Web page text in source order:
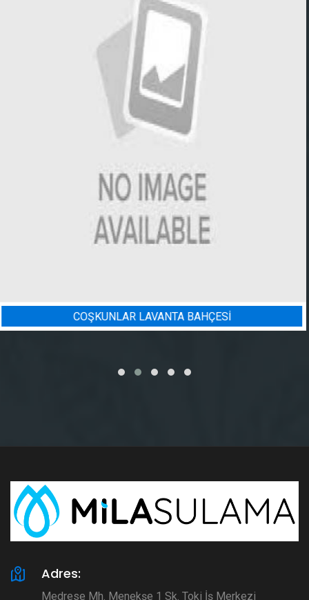
BADEM BAHÇESI SULAMA
Adres:
Medrese Mh. Menekşe 1 Sk. Toki İş Merkezi